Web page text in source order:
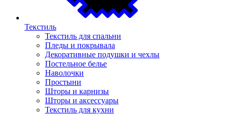
Текстиль
Текстиль для спальни
Пледы и покрывала
Декоративные подушки и чехлы
Постельное белье
Наволочки
Простыни
Шторы и карнизы
Шторы и аксессуары
Текстиль для кухни